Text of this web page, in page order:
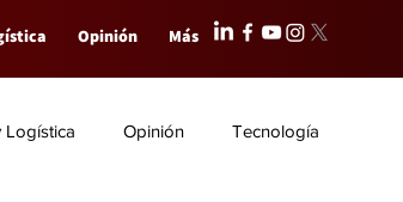
Opinión Más
Logística Opinión Tecnología